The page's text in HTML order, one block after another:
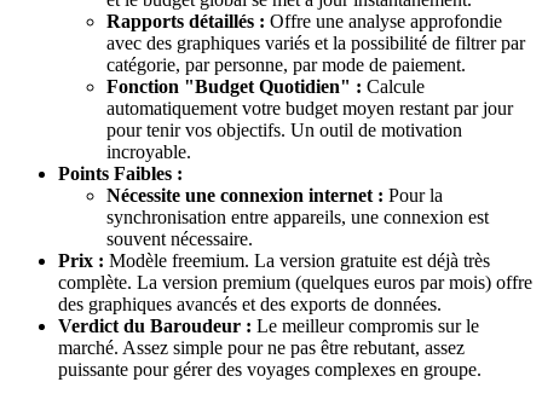
Rapports détaillés : Offre une analyse approfondie
avec des graphiques variés et la possibilité de filtrer par
catégorie, par personne, par mode de paiement.
Fonction "Budget Quotidien" : Calcule
automatiquement votre budget moyen restant par jour
pour tenir vos objectifs. Un outil de motivation
incroyable.
Points Faibles :
Nécessite une connexion internet : Pour la
synchronisation entre appareils, une connexion est
souvent nécessaire.
Prix : Modèle freemium. La version gratuite est déjà très
complète. La version premium (quelques euros par mois) offre
des graphiques avancés et des exports de données.
Verdict du Baroudeur : Le meilleur compromis sur le
marché. Assez simple pour ne pas être rebutant, assez
puissante pour gérer des voyages complexes en groupe.